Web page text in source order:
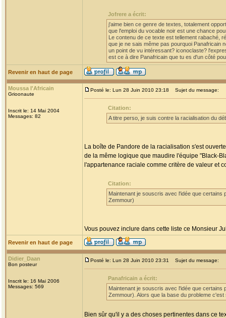
Jofrere a écrit:
j'aime bien ce genre de textes, totalement
que l'emploi du vocable noir est une chance
Le contenu de ce texte est tellement rabaché,
que je ne sais même pas pourquoi Panafricain
un point de vu intéressant? iconoclaste?
est ce à dire Panafricain que tu es d'un côté
Revenir en haut de page
Moussa l'Africain
Grioonaute
Inscrit le: 14 Mai 2004
Messages: 82
Posté le: Lun 28 Juin 2010 23:18 Sujet du message:
Citation:
A titre perso, je suis contre la racialisation du
La boîte de Pandore de la racialisation s'est
de la même logique que maudire l'équipe "Black-
l'appartenance raciale comme critère de valeur et
Citation:
Maintenant je souscris avec l'idée que certains
Zemmour)
Vous pouvez inclure dans cette liste ce Monsieur
Revenir en haut de page
Didier_Daan
Bon posteur
Inscrit le: 16 Mai 2006
Messages: 569
Posté le: Lun 28 Juin 2010 23:31 Sujet du message:
Panafricain a écrit:
Maintenant je souscris avec l'idée que certains
Zemmour). Alors que la base du probleme
Bien sûr qu'il y a des choses pertinentes dans ce